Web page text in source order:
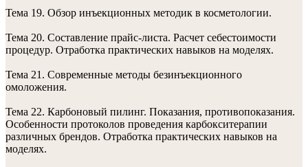
Тема 19. Обзор инъекционных методик в косметологии.
Тема 20. Составление прайс-листа. Расчет себестоимости
процедур. Отработка практических навыков на моделях.
Тема 21. Современные методы безинъекционного
омоложения.
Тема 22. Карбоновый пилинг. Показания, противопоказания.
Особенности протоколов проведения карбокситерапии
различных брендов. Отработка практических навыков на
моделях.